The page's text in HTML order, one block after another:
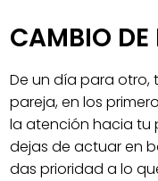
CAMBIO DE
De un día para otro,
pareja, en los
la atención hacia tu
dejas de actuar en
das prioridad a lo